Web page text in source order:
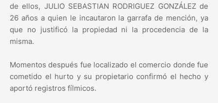
de ellos, JULIO SEBASTIAN RODRIGUEZ GONZÁLEZ de
26 años a quien le incautaron la garrafa de mención, ya
que no justificó la propiedad ni la procedencia de la
misma.
Momentos después fue localizado el comercio donde fue
cometido el hurto y su propietario confirmó el hecho y
aportó registros fílmicos.